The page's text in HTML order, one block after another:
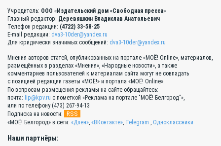
Учредитель: ООО «Издательский дом «Свободная пресса»
Главный редактор: Деревяшкин Владислав Анатольевич
Телефон редакции: (4722) 33-58-25
E-mail редакции: dva3-10der@yandex.ru
Для юридически значимых сообщений: dva3-10der@yandex.ru
Мнения авторов статей, опубликованных на портале «МОЁ! Online», материалов,
размещённых в разделах «Мнения», «Народные новости», а также
комментариев пользователей к материалам сайта могут не совпадать
с позицией редакции газеты «МОЁ!» и портала «МОЁ! Online».
По вопросам размещения рекламы на сайте обращайтесь:
почта: lip@kpv.ru с пометкой «Реклама на портале "МОЁ! Белгород"»,
или по телефону (473) 267-94-13
Подписка на новости:
RSS
«МОЁ! Белгород» в сети: «Дзен», «ВКонтакте», Telegram , Одноклассники
Наши партнёры: